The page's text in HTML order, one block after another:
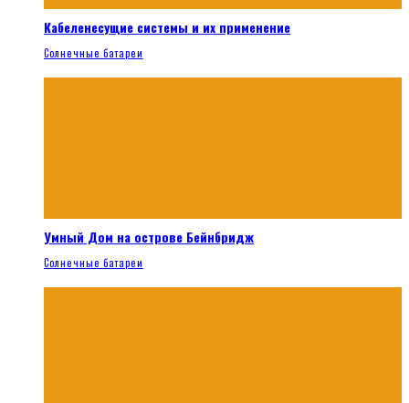
Кабеленесущие системы и их применение
Солнечные батареи
Умный Дом на острове Бейнбридж
Солнечные батареи